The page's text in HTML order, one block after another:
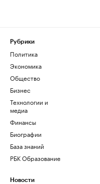
Рубрики
Политика
Экономика
Общество
Бизнес
Технологии и
медиа
Финансы
Биографии
База знаний
РБК Образование
Новости